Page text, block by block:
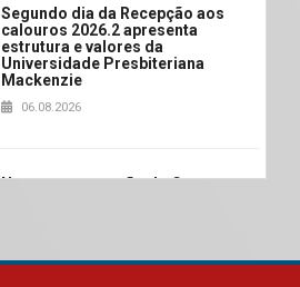
Segundo dia da Recepção aos
calouros 2026.2 apresenta
estrutura e valores da
Universidade Presbiteriana
Mackenzie
06.08.2026
Nova apresentação do Centro